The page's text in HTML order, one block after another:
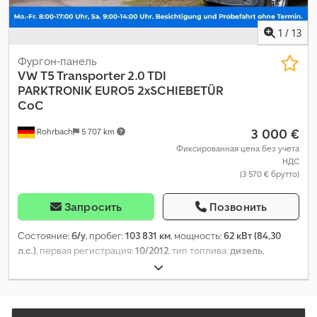
1 / 13
Rohrbach 5 707 km
Фургон-панель
VWT5 Transporter 2.0 TDI
PARKTRONIK EURO5 2xSCHIEBETÜR
CoC
3 000 €
Фиксированная цена без учета
НДС
(3 570 € брутто)
Запросить Позвонить
Состояние:б/у, пробег:103 831 км, мощность:62 кВт (84,30
л.с.), первая регистрация:10/2012, тип топлива:дизель,
, максимальная грузоподъёмность:
1 038 кг, общий вес:2 800 кг, конфигурация осей:4x2,
топливо:дизель, Выбросы CO₂:190 г/км, расход топлива